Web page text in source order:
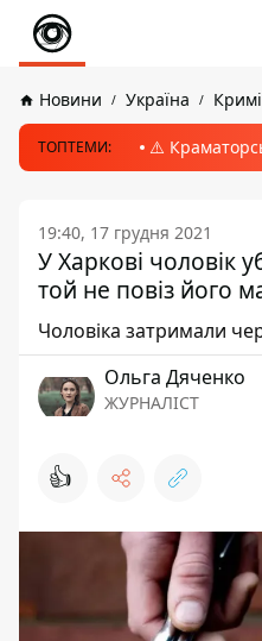
Новини Україна
ТОПТЕМИ: ⚠️
19:40, 17 грудня 2021
У Харкові чоловік
той не повіз його
Чоловіка затримали
Ольга Дяченко
ЖУРНАЛІСТ
👍